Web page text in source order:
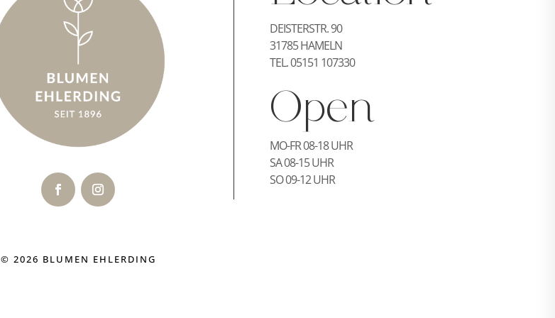
DEISTERSTR. 90
31785 HAMELN
TEL. 05151 107330
Open
MO-FR 08-18 UHR
SA 08-15 UHR
SO 09-12 UHR
© 2026 BLUMEN EHLERDING